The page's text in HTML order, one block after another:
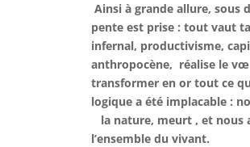
Ainsi à grande allure, sous
pente est prise : tout vaut
infernal, productivisme,
anthropocène, réalise le
transformer en or tout ce
logique a été implacable :
la nature, meurt , et nous
l’ensemble du vivant.